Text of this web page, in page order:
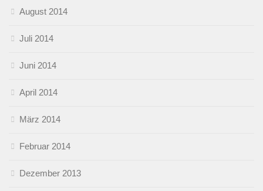
August 2014
Juli 2014
Juni 2014
April 2014
März 2014
Februar 2014
Dezember 2013